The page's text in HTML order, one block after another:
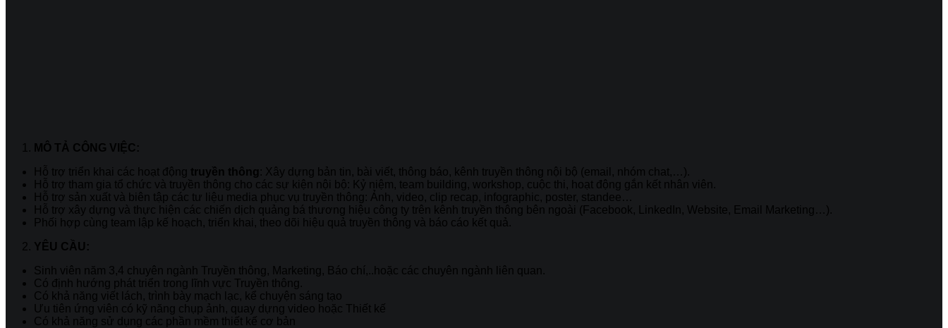
MÔ TẢ CÔNG VIỆC:
Hỗ trợ triển khai các hoạt động truyền thông : Xây dựng bản tin, bài viết, thông báo, kênh truyền thông nội bộ (email, nhóm chat,…).
Hỗ trợ tham gia tổ chức và truyền thông cho các sự kiện nội bộ: Kỷ niệm, team building, workshop, cuộc thi, hoạt động gắn kết nhân viên.
Hỗ trợ sản xuất và biên tập các tư liệu media phục vụ truyền thông: Ảnh, video, clip recap, infographic, poster, standee…
Hỗ trợ xây dựng và thực hiện các chiến dịch quảng bá thương hiệu công ty trên kênh truyền thông bên ngoài (Facebook, LinkedIn, Website, Email Marketing…).
Phối hợp cùng team lập kế hoạch, triển khai, theo dõi hiệu quả truyền thông và báo cáo kết quả.
YÊU CẦU:
Sinh viên năm 3,4 chuyên ngành Truyền thông, Marketing, Báo chí,..hoặc các chuyên ngành liên quan.
Có định hướng phát triển trong lĩnh vực Truyền thông.
Có khả năng viết lách, trình bày mạch lạc, kể chuyện sáng tạo
Ưu tiên ứng viên có kỹ năng chụp ảnh, quay dựng video hoặc Thiết kế
Có khả năng sử dụng các phần mềm thiết kế cơ bản